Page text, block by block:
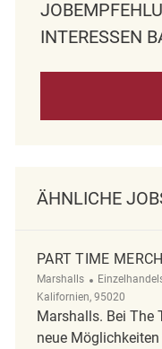
NTERESSEN
ÄHNLICHE
PART TIME
Marshalls Kategorie
Kalifornien, 95020
Marshalls. Bei The
neue